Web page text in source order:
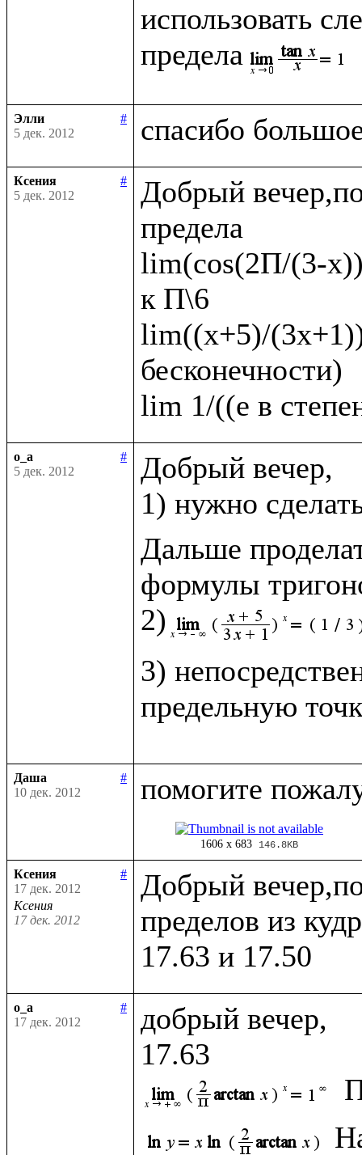
использовать
предела
Элли
#
5 дек. 2012
Ксения
#
5 дек. 2012
Добрый
предела
lim(cos(2П/(3-
к П\6
lim((х+5)/
бесконечности)
o_a
#
5 дек. 2012
Добрый вечер,
1) нужно
Дальше
формулы
2)
3)
предельную
Даша
#
10 дек. 2012
1606 x 683 146.8KB
Ксения
#
17 дек. 2012
Ксения
17 дек. 2012
Добрый
пределов из
o_a
#
17 дек. 2012
добрый вечер,